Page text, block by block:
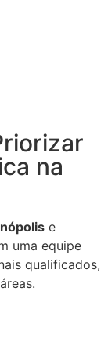
na
e
uma equipe
qualificados,